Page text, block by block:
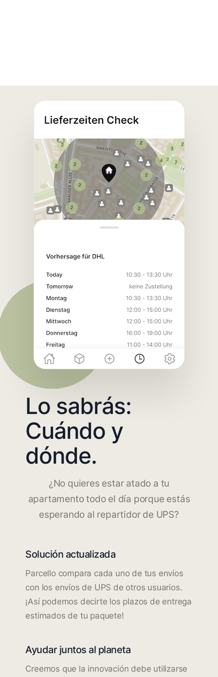
Lo sabrás:
Cuándo y
dónde.
¿No quieres estar atado a tu
apartamento todo el día porque estás
esperando al repartidor de UPS?
Solución actualizada
Parcello compara cada uno de tus envíos
con los envíos de UPS de otros usuarios.
¡Así podemos decirte los plazos de entrega
estimados de tu paquete!
Ayudar juntos al planeta
Creemos que la innovación debe utilizarse